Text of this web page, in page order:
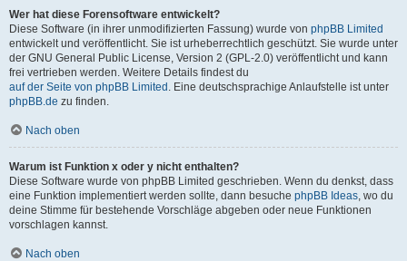
Wer hat diese Forensoftware entwickelt?
Diese Software (in ihrer unmodifizierten Fassung) wurde von phpBB Limited
entwickelt und veröffentlicht. Sie ist urheberrechtlich geschützt. Sie wurde unter
der GNU General Public License, Version 2 (GPL-2.0) veröffentlicht und kann
frei vertrieben werden. Weitere Details findest du
auf der Seite von phpBB Limited . Eine deutschsprachige Anlaufstelle ist unter
phpBB.de zu finden.
Nach oben
Warum ist Funktion x oder y nicht enthalten?
Diese Software wurde von phpBB Limited geschrieben. Wenn du denkst, dass
eine Funktion implementiert werden sollte, dann besuche phpBB Ideas, wo du
deine Stimme für bestehende Vorschläge abgeben oder neue Funktionen
vorschlagen kannst.
Nach oben